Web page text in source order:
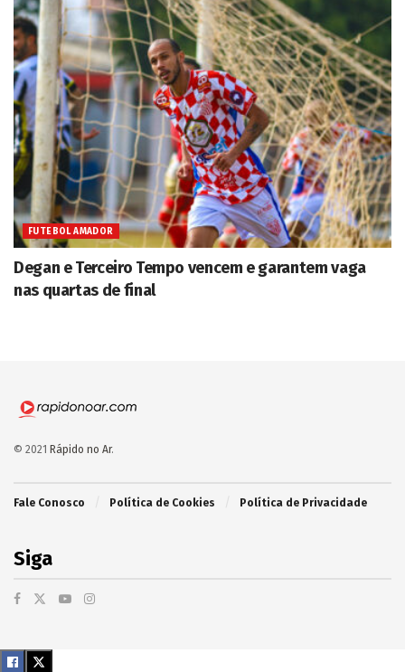
FUTEBOL AMADOR
Degan e Terceiro Tempo vencem e garantem vaga
nas quartas de final
© 2021 Rápido no Ar.
Fale Conosco Política de Cookies Política de Privacidade
Siga